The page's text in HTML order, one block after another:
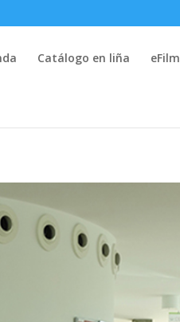
Catálogo en liña eFilm